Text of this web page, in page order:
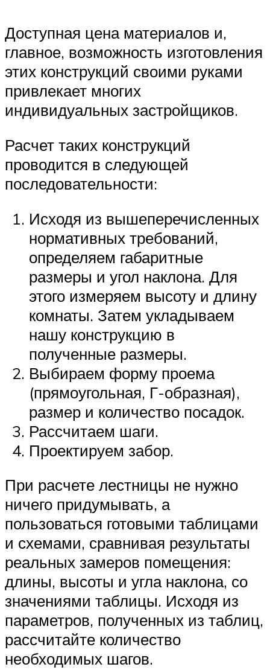
Доступная цена материалов и,
главное, возможность изготовления
этих конструкций своими руками
привлекает многих
индивидуальных застройщиков.
Расчет таких конструкций
проводится в следующей
последовательности:
Исходя из вышеперечисленных
нормативных требований,
определяем габаритные
размеры и угол наклона. Для
этого измеряем высоту и длину
комнаты. Затем укладываем
нашу конструкцию в
полученные размеры.
Выбираем форму проема
(прямоугольная, Г-образная),
размер и количество посадок.
Рассчитаем шаги.
Проектируем забор.
При расчете лестницы не нужно
ничего придумывать, а
пользоваться готовыми таблицами
и схемами, сравнивая результаты
реальных замеров помещения:
длины, высоты и угла наклона, со
значениями таблицы. Исходя из
параметров, полученных из таблиц,
рассчитайте количество
необходимых шагов.